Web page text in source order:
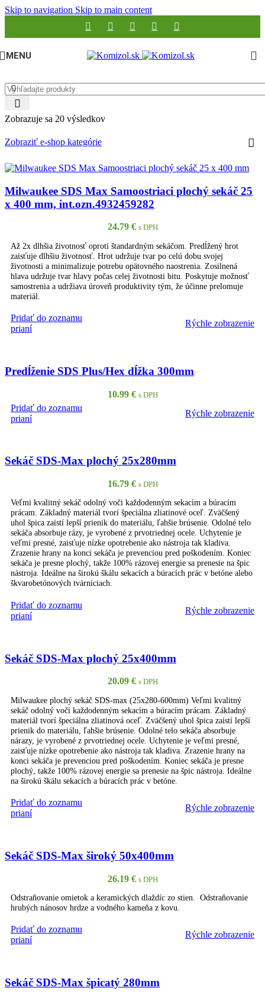
Skip to navigation Skip to main content
MENU
Zobrazuje sa 20 výsledkov
Zobraziť e-shop kategórie
Milwaukee SDS Max Samoostriaci plochý sekáč 25
x 400 mm, int.ozn.4932459282
24.79 € s DPH
Až 2x dlhšia životnosť oproti štandardným sekáčom. Predĺžený hrot
zaisťuje dlhšiu životnosť. Hrot udržuje tvar po celú dobu svojej
životnosti a minimalizuje potrebu opätovného naostrenia. Zosilnená
hlava udržuje tvar hlavy počas celej životnosti bitu. Poskytuje možnosť
samostrenia a udržiava úroveň produktivity tým, že účinne prelomuje
materiál.
Pridať do zoznamu
prianí
Rýchle zobrazenie
Predĺženie SDS Plus/Hex dĺžka 300mm
10.99 € s DPH
Pridať do zoznamu
prianí
Rýchle zobrazenie
Sekáč SDS-Max plochý 25x280mm
16.79 € s DPH
Veľmi kvalitný sekáč odolný voči každodenným sekacím a búracím
prácam. Základný materiál tvorí špeciálna zliatinové oceľ. Zväčšený
uhol špica zaistí lepší prienik do materiálu, ľahšie brúsenie. Odolné telo
sekáča absorbuje rázy, je vyrobené z prvotriednej ocele. Uchytenie je
veľmi presné, zaisťuje nízke opotrebenie ako nástroja tak kladiva.
Zrazenie hrany na konci sekáča je prevenciou pred poškodením. Koniec
sekáča je presne plochý, takže 100% rázovej energie sa prenesie na špic
nástroja. Ideálne na širokú škálu sekacích a búracích prác v betóne alebo
škvarobetónových tvárniciach.
Pridať do zoznamu
prianí
Rýchle zobrazenie
Sekáč SDS-Max plochý 25x400mm
20.09 € s DPH
Milwaukee plochý sekáč SDS-max (25x280-600mm) Veľmi kvalitný
sekáč odolný voči každodenným sekacím a búracím prácam. Základný
materiál tvorí špeciálna zliatinová oceľ. Zväčšený uhol špica zaistí lepší
prienik do materiálu, ľahšie brúsenie. Odolné telo sekáča absorbuje
nárazy, je vyrobené z prvotriednej ocele. Uchytenie je veľmi presné,
zaisťuje nízke opotrebenie ako nástroja tak kladiva. Zrazenie hrany na
konci sekáča je prevenciou pred poškodením. Koniec sekáča je presne
plochý, takže 100% rázovej energie sa prenesie na špic nástroja. Ideálne
na širokú škálu sekacích a búracích prác v betóne.
Pridať do zoznamu
prianí
Rýchle zobrazenie
Sekáč SDS-Max široký 50x400mm
26.19 € s DPH
Odstraňovanie omietok a keramických dlaždíc zo stien. Odstraňovanie
hrubých nánosov hrdze a vodného kameňa z kovu.
Pridať do zoznamu
prianí
Rýchle zobrazenie
Sekáč SDS-Max špicatý 280mm